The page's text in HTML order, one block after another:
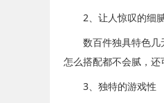
2、让人惊叹的细
数百件独具特色几无
怎么搭配都不会腻，还
3、独特的游戏性